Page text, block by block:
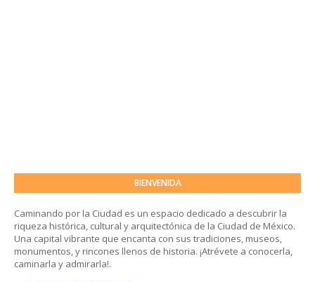
BIENVENIDA
Caminando por la Ciudad es un espacio dedicado a descubrir la
riqueza histórica, cultural y arquitectónica de la Ciudad de México.
Una capital vibrante que encanta con sus tradiciones, museos,
monumentos, y rincones llenos de historia. ¡Atrévete a conocerla,
caminarla y admirarla!.